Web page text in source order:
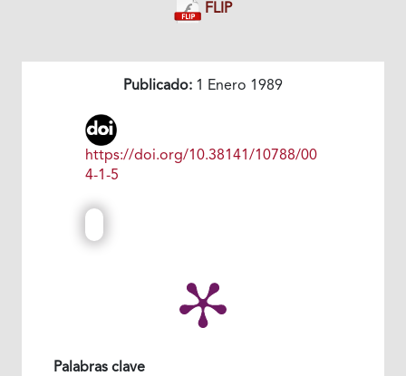
FLIP
Publicado: 1 Enero 1989
https://doi.org/10.38141/10788/00
4-1-5
Palabras clave